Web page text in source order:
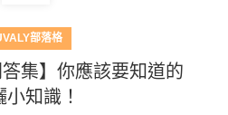
部落格
答集】你應該要知道的
小知識！